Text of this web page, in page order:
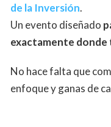
de la Inversión.
Un evento diseñado
exactamente donde
No hace falta que
enfoque y ganas de